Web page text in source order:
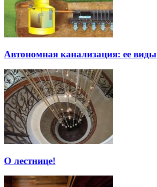
Автономная канализация: ее виды
О лестнице!